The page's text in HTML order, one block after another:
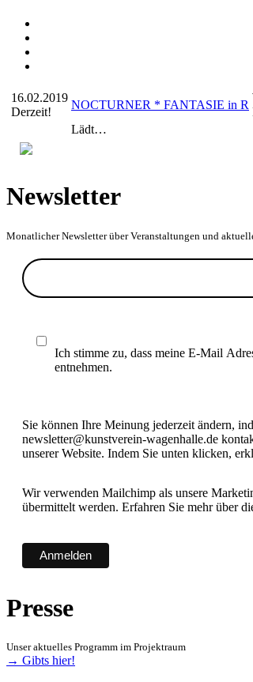
16.02.2019
Derzeit!
NOCTURNER * FANTASIE in R
Lädt…
Newsletter
Monatlicher Newsletter über Veranstaltungen und
Ich stimme zu, dass meine E-Mail
entnehmen.
Sie können Ihre Meinung jederzeit ändern,
newsletter@kunstverein-wagenhalle.de
unserer Website. Indem Sie unten klicken,
Wir verwenden Mailchimp als unsere
übermittelt werden. Erfahren Sie mehr über
Presse
Unser aktuelles Programm im Projektraum
→ Gibts hier!